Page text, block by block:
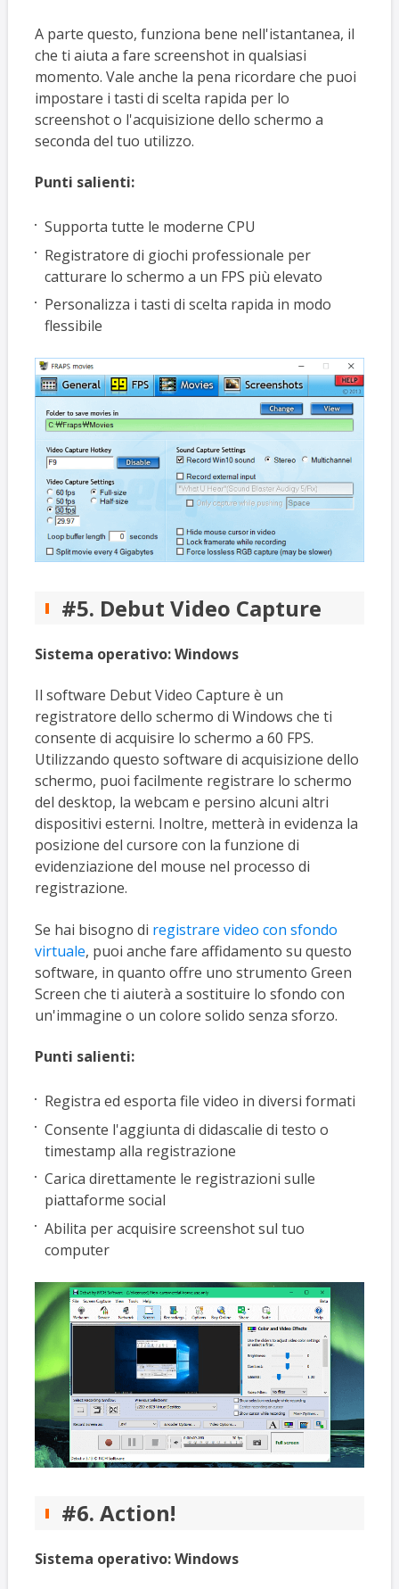
A parte questo, funziona bene nell'istantanea, il
che ti aiuta a fare screenshot in qualsiasi
momento. Vale anche la pena ricordare che puoi
impostare i tasti di scelta rapida per lo
screenshot o l'acquisizione dello schermo a
seconda del tuo utilizzo.
Punti salienti:
Supporta tutte le moderne CPU
Registratore di giochi professionale per
catturare lo schermo a un FPS più elevato
Personalizza i tasti di scelta rapida in modo
flessibile
#5. Debut Video Capture
Sistema operativo:Windows
Il software Debut Video Capture è un
registratore dello schermo di Windows che ti
consente di acquisire lo schermo a 60 FPS.
Utilizzando questo software di acquisizione dello
schermo, puoi facilmente registrare lo schermo
del desktop, la webcam e persino alcuni altri
dispositivi esterni. Inoltre, metterà in evidenza la
posizione del cursore con la funzione di
evidenziazione del mouse nel processo di
registrazione.
Se hai bisogno di registrare video con sfondo
virtuale, puoi anche fare affidamento su questo
software, in quanto offre uno strumento Green
Screen che ti aiuterà a sostituire lo sfondo con
un'immagine o un colore solido senza sforzo.
Punti salienti:
Registra ed esporta file video in diversi formati
Consente l'aggiunta di didascalie di testo o
timestamp alla registrazione
Carica direttamente le registrazioni sulle
piattaforme social
Abilita per acquisire screenshot sul tuo
computer
#6. Action!
Sistema operativo: Windows